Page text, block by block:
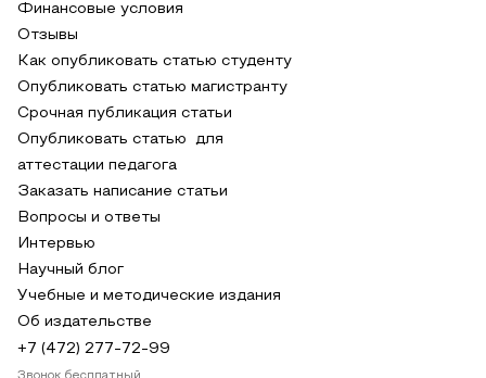
Финансовые условия
Отзывы
Как опубликовать статью студенту
Опубликовать статью магистранту
Срочная публикация статьи
Опубликовать статью для
аттестации педагога
Заказать написание статьи
Вопросы и ответы
Интервью
Научный блог
Учебные и методические издания
Об издательстве
+7 (472) 277-72-99
Звонок бесплатный